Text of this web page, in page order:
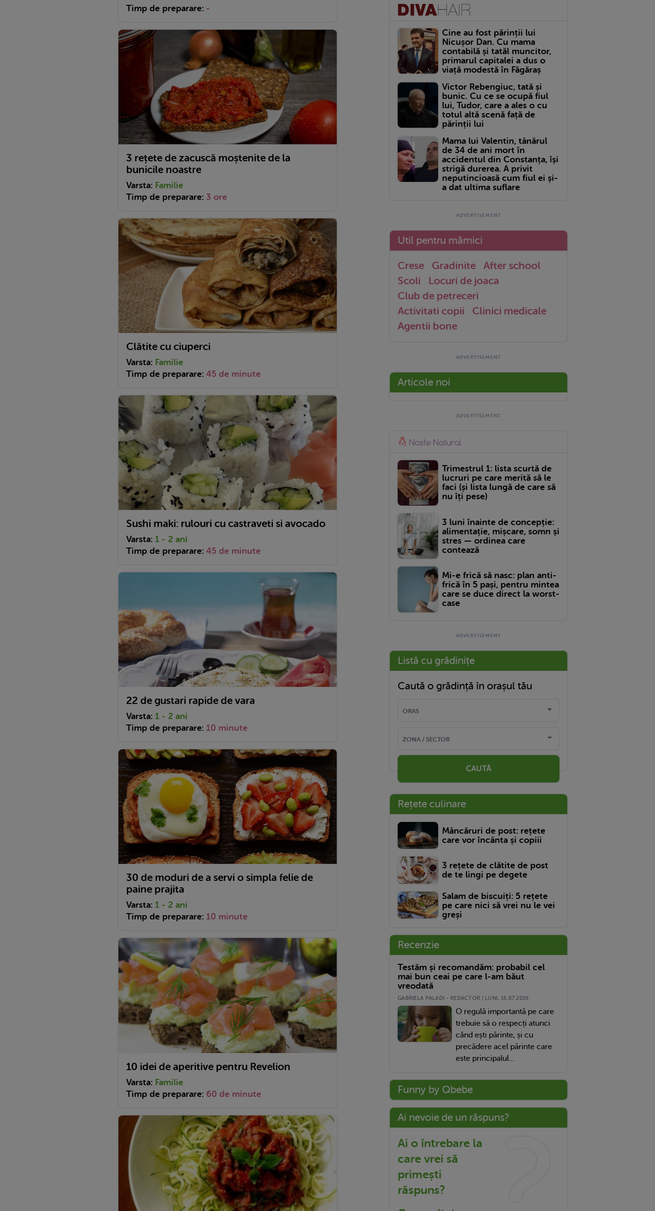
Timp de preparare: -
3 rețete de zacuscă moștenite de la
bunicile noastre
Varsta: Familie
Timp de preparare: 3 ore
Clătite cu ciuperci
Varsta: Familie
Timp de preparare: 45 de minute
Sushi maki: rulouri cu castraveti si avocado
Varsta: 1 - 2 ani
Timp de preparare: 45 de minute
22 de gustari rapide de vara
Varsta: 1 - 2 ani
Timp de preparare: 10 minute
30 de moduri de a servi o simpla felie de
paine prajita
Varsta: 1 - 2 ani
Timp de preparare: 10 minute
10 idei de aperitive pentru Revelion
Varsta: Familie
Timp de preparare: 60 de minute
Cine au fost părinții lui
Nicușor Dan. Cu mama
contabilă și tatăl muncitor,
primarul capitalei a dus o
viață modestă în Făgăraș
Victor Rebengiuc, tată și
bunic. Cu ce se ocupă fiul
lui, Tudor, care a ales o cu
totul altă scenă față de
părinții lui
Mama lui Valentin, tânărul
de 34 de ani mort în
accidentul din Constanța, își
strigă durerea. A privit
neputincioasă cum fiul ei și-
a dat ultima suflare
Util pentru mămici
Crese Gradinite
After school
Scoli
Locuri de joaca
Club de petreceri
Activitati copii
Clinici medicale
Agentii bone
Articole noi
Trimestrul 1: lista scurtă de
lucruri pe care merită să le
faci (și lista lungă de care să
nu îți pese)
3 luni înainte de concepție:
alimentație, mișcare, somn și
stres — ordinea care
contează
Mi-e frică să nasc: plan anti-
frică în 5 pași, pentru mintea
care se duce direct la worst-
case
Listă cu grădinițe
Caută o grădință în orașul tău
CAUTĂ
Rețete culinare
Mâncăruri de post: rețete
care vor încânta și copiii
3 rețete de clătite de post
de te lingi pe degete
Salam de biscuiți: 5 rețete
pe care nici să vrei nu le vei
greși
Recenzie
Testăm și recomandăm: probabil cel
mai bun ceai pe care l-am băut
vreodată
GABRIELA PALADI - REDACTOR | LUNI, 15.07.2019
O regulă importantă pe care
trebuie să o respecți atunci
când ești părinte, și cu
precădere acel părinte care
este principalul...
Funny by Qbebe
Ai nevoie de un răspuns?
Ai o întrebare la
care vrei să
primești
răspuns?